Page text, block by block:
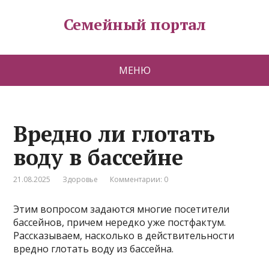
Семейный портал
МЕНЮ
Вредно ли глотать
воду в бассейне
21.08.2025 Здоровье Комментарии: 0
Этим вопросом задаются многие посетители
бассейнов, причем нередко уже постфактум.
Рассказываем, насколько в действительности
вредно глотать воду из бассейна.